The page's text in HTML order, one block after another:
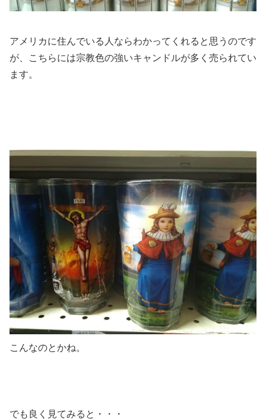
アメリカに住んでいる人ならわかってくれると思うのです
が、こちらには宗教色の強いキャンドルが多く売られてい
ます。
こんなのとかね。
でも良く見てみると・・・